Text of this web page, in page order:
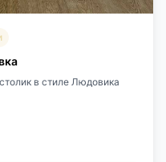
в стиле Людовика